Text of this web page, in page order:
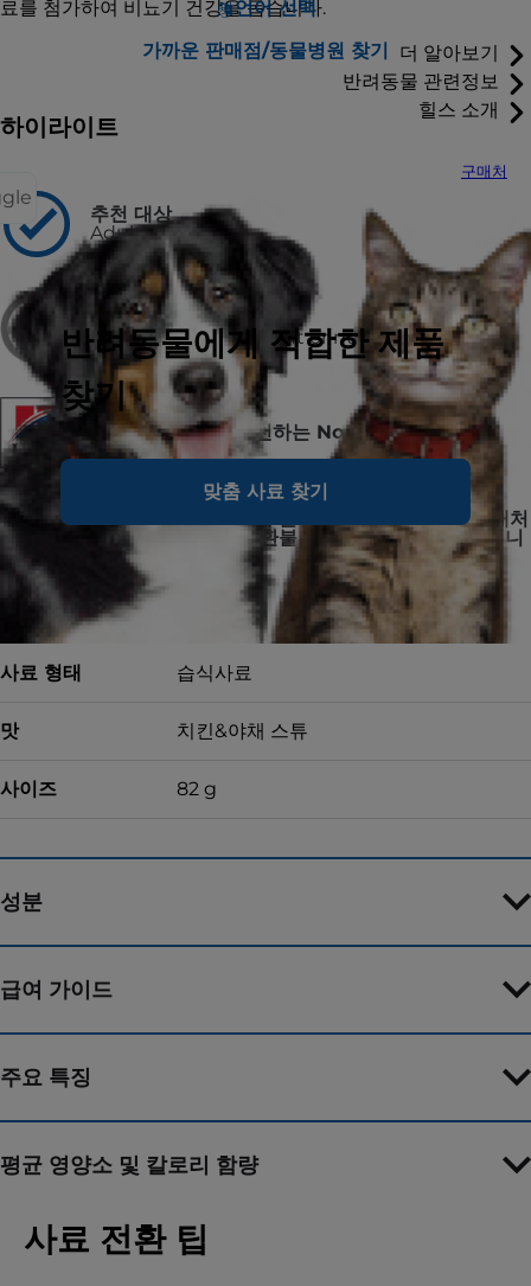
언어 선택
더 알아보기
반려동물 관련정보
힐스 소개
구매처
반려동물에게 적합한 제품
찾기
맞춤 사료 찾기
료를 첨가하여 비뇨기 건강을 돕습니다.
가까운 판매점/동물병원 찾기
하이라이트
추천 대상
Adult Dogs
비추천 대상
puppies and pregnant or nursing
미국 수의사들이 추천하는 No.1 브랜드, 힐스
구매하신 제품에 대해 불만족 시, 미사용분을 구매처
에 반품하시면 전액 환불 또는 교환을 진행해드립니
사료 형태 습식사료
맛 치킨&야채 스튜
사이즈 82 g
성분
급여 가이드
주요 특징
평균 영양소 및 칼로리 함량
사료 전환 팁